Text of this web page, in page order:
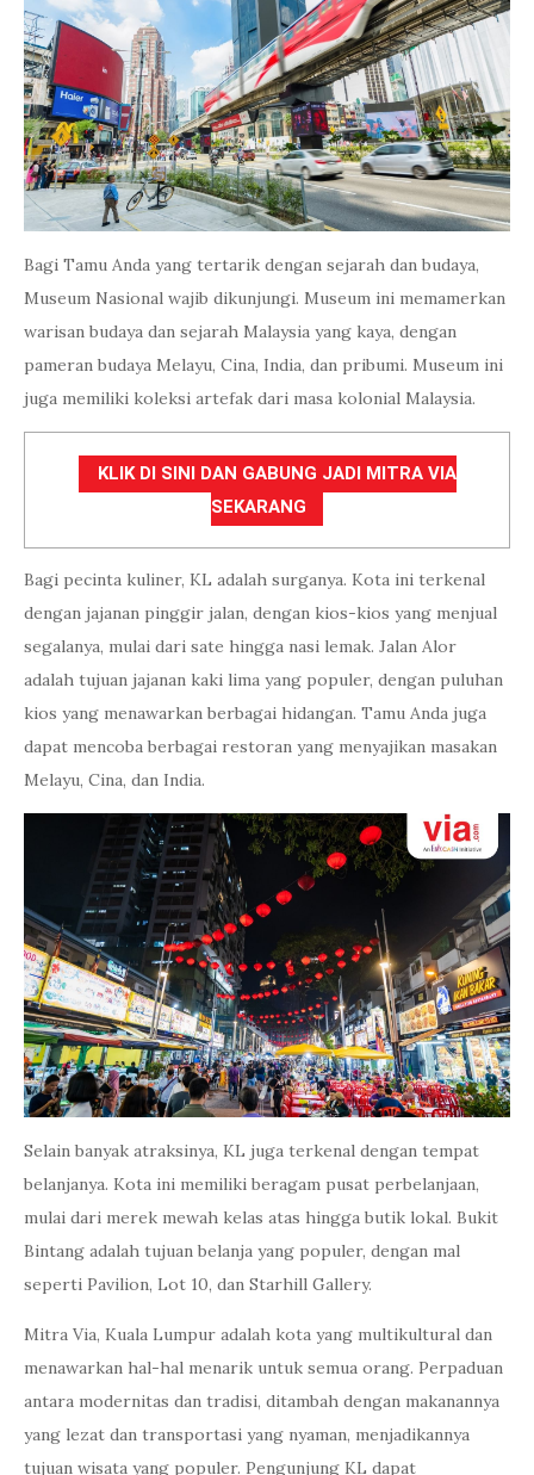
Bagi Tamu Anda yang tertarik dengan sejarah dan budaya,
Museum Nasional wajib dikunjungi. Museum ini memamerkan
warisan budaya dan sejarah Malaysia yang kaya, dengan
pameran budaya Melayu, Cina, India, dan pribumi. Museum ini
juga memiliki koleksi artefak dari masa kolonial Malaysia.
KLIK DI SINI DAN GABUNG JADI MITRA VIA
SEKARANG
Bagi pecinta kuliner, KL adalah surganya. Kota ini terkenal
dengan jajanan pinggir jalan, dengan kios-kios yang menjual
segalanya, mulai dari sate hingga nasi lemak. Jalan Alor
adalah tujuan jajanan kaki lima yang populer, dengan puluhan
kios yang menawarkan berbagai hidangan. Tamu Anda juga
dapat mencoba berbagai restoran yang menyajikan masakan
Melayu, Cina, dan India.
Selain banyak atraksinya, KL juga terkenal dengan tempat
belanjanya. Kota ini memiliki beragam pusat perbelanjaan,
mulai dari merek mewah kelas atas hingga butik lokal. Bukit
Bintang adalah tujuan belanja yang populer, dengan mal
seperti Pavilion, Lot 10, dan Starhill Gallery.
Mitra Via, Kuala Lumpur adalah kota yang multikultural dan
menawarkan hal-hal menarik untuk semua orang. Perpaduan
antara modernitas dan tradisi, ditambah dengan makanannya
yang lezat dan transportasi yang nyaman, menjadikannya
tujuan wisata yang populer. Pengunjung KL dapat